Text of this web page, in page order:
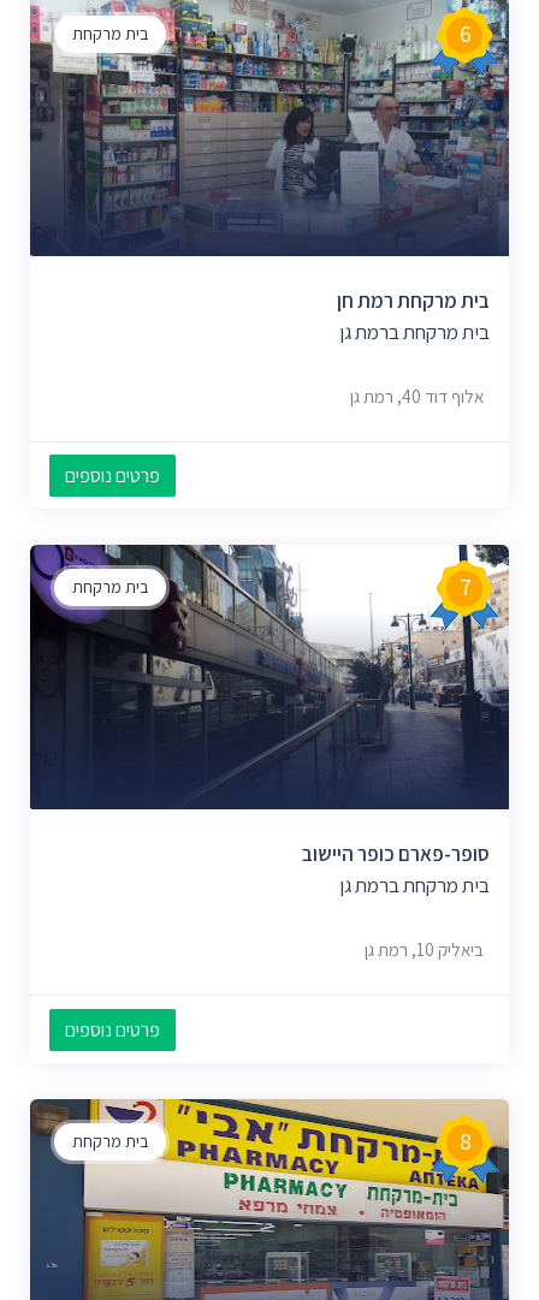
בית מרקחת 6
בית מרקחת רמת חן
בית מרקחת ברמת גן
אלוף דוד 40, רמת גן
פרטים נוספים
בית מרקחת 7
סופר-פארם כופר היישוב
בית מרקחת ברמת גן
ביאליק 10, רמת גן
פרטים נוספים
בית מרקחת 8